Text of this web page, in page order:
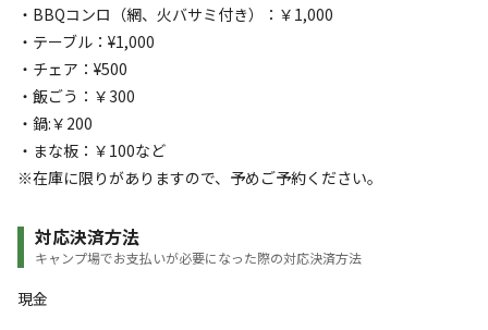
・BBQコンロ（網、火バサミ付き）：￥1,000
・テーブル：¥1,000
・チェア：¥500
・飯ごう：￥300
・鍋:￥200
・まな板：￥100など
※在庫に限りがありますので、予めご予約ください。
対応決済方法
キャンプ場でお支払いが必要になった際の対応決済方法
現金